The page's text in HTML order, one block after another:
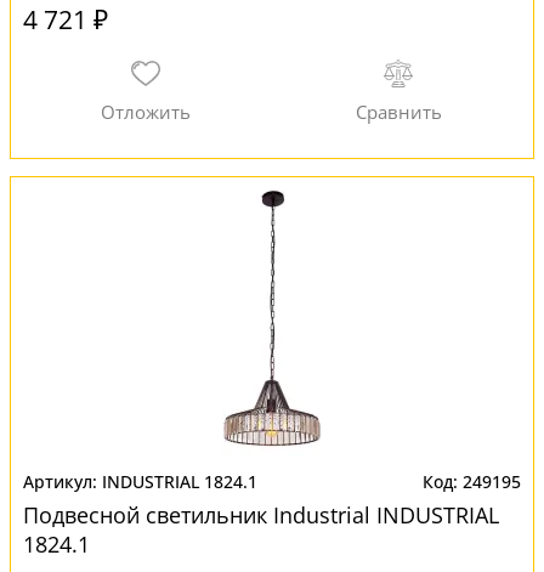
4 721 ₽
INDUSTRIAL 1824.1 249195
Подвесной светильник Industrial INDUSTRIAL
1824.1